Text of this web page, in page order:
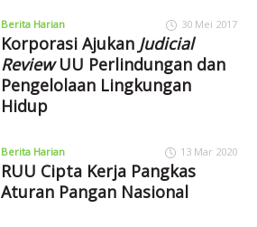
Berita Harian 30 Mei 2017
Korporasi Ajukan Judicial
ReviewUU Perlindungan dan
Pengelolaan Lingkungan
Hidup
Berita Harian 13 Mar 2020
RUU Cipta Kerja Pangkas
Aturan Pangan Nasional